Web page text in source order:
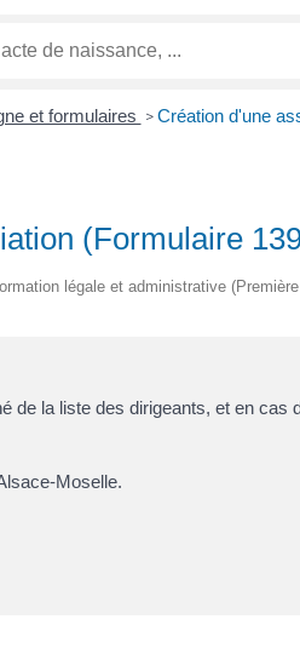
et formulaires > Création d'une
(Formulaire
légale et administrative
de la liste des dirigeants, et en
Moselle.